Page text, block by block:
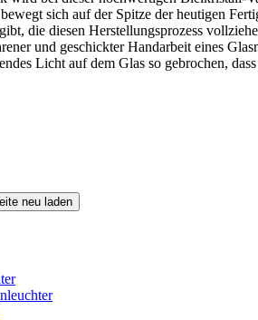
sich auf der Spitze der heutigen
die diesen Herstellungsprozess
und geschickter Handarbeit eines
Licht auf dem Glas so gebrochen,
neu laden